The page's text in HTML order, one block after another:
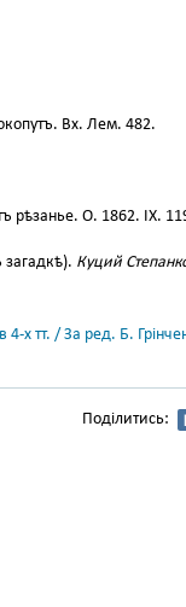
Вх. Лем. 482.
рѣзанье. О. 1862. IX.
Куций
4-х тт. / За ред. Б.
Поділитись: